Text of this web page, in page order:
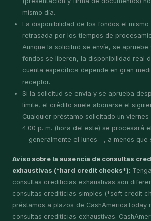
mismo día.
La disponibilidad de los fondos el
retrasada por los tiempos de
Aunque la solicitud se envíe, se
fondos se liberen, la disponibilidad real
cuenta específica depende en gran
receptor.
Si la solicitud se envía y se aprueba
límite, el crédito suele abonarse el
Cualquier préstamo solicitado un
4:00 p. m. (hora del este) se procesará
—generalmente el lunes—, a menos que
Aviso sobre la ausencia de consultas
exhaustivas (*hard credit checks*):
consultas crediticias exhaustivas son
consultas crediticias simples (*soft credit
préstamos a plazos de CashAmericaToday
consultas crediticias exhaustivas.